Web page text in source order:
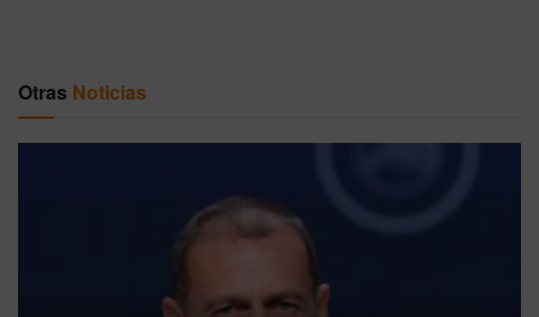
Otras Noticias